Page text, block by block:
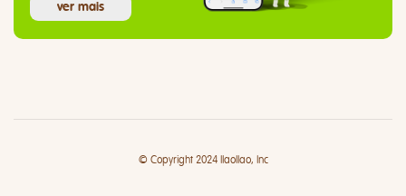
ver mais
© Copyright 2024 llaollao, Inc